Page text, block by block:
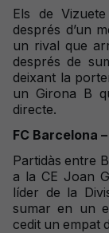
Els de
després d’un
un rival que
després de
deixant la
un Girona B
directe.
FC Barcelona
Partidàs entre
a la CE Joan
líder de la
sumar en un
cedit un empat